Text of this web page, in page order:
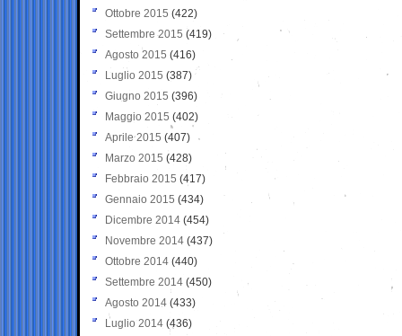
Ottobre 2015 (422)
Settembre 2015 (419)
Agosto 2015 (416)
Luglio 2015 (387)
Giugno 2015 (396)
Maggio 2015 (402)
Aprile 2015 (407)
Marzo 2015 (428)
Febbraio 2015 (417)
Gennaio 2015 (434)
Dicembre 2014 (454)
Novembre 2014 (437)
Ottobre 2014 (440)
Settembre 2014 (450)
Agosto 2014 (433)
Luglio 2014 (436)